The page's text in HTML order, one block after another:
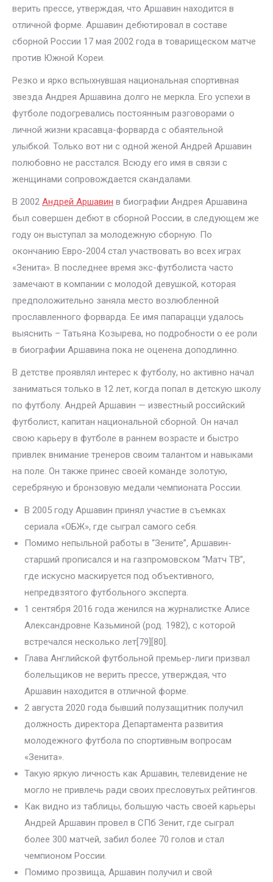
верить прессе, утверждая, что Аршавин находится в
отличной форме. Аршавин дебютировал в составе
сборной России 17 мая 2002 года в товарищеском матче
против Южной Кореи.
Резко и ярко вспыхнувшая национальная спортивная
звезда Андрея Аршавина долго не меркла. Его успехи в
футболе подогревались постоянным разговорами о
личной жизни красавца-форварда с обаятельной
улыбкой. Только вот ни с одной женой Андрей Аршавин
полюбовно не расстался. Всюду его имя в связи с
женщинами сопровождается скандалами.
В 2002 Андрей Аршавин в биографии Андрея Аршавина
был совершен дебют в сборной России, в следующем же
году он выступал за молодежную сборную. По
окончанию Евро-2004 стал участвовать во всех играх
«Зенита». В последнее время экс-футболиста часто
замечают в компании с молодой девушкой, которая
предположительно заняла место возлюбленной
прославленного форварда. Ее имя папарацци удалось
выяснить – Татьяна Козырева, но подробности о ее роли
в биографии Аршавина пока не оценена доподлинно.
В детстве проявлял интерес к футболу, но активно начал
заниматься только в 12 лет, когда попал в детскую школу
по футболу. Андрей Аршавин — известный российский
футболист, капитан национальной сборной. Он начал
свою карьеру в футболе в раннем возрасте и быстро
привлек внимание тренеров своим талантом и навыками
на поле. Он также принес своей команде золотую,
серебряную и бронзовую медали чемпионата России.
В 2005 году Аршавин принял участие в съемках
сериала «ОБЖ», где сыграл самого себя.
Помимо непыльной работы в “Зените”, Аршавин-
старший прописался и на газпромовском “Матч ТВ”,
где искусно маскируется под объективного,
непредвзятого футбольного эксперта.
1 сентября 2016 года женился на журналистке Алисе
Александровне Казьминой (род. 1982), с которой
встречался несколько лет[79][80].
Глава Английской футбольной премьер-лиги призвал
болельщиков не верить прессе, утверждая, что
Аршавин находится в отличной форме.
2 августа 2020 года бывший полузащитник получил
должность директора Департамента развития
молодежного футбола по спортивным вопросам
«Зенита».
Такую яркую личность как Аршавин, телевидение не
могло не привлечь ради своих пресловутых рейтингов.
Как видно из таблицы, большую часть своей карьеры
Андрей Аршавин провел в СПб Зенит, где сыграл
более 300 матчей, забил более 70 голов и стал
чемпионом России.
Помимо прозвища, Аршавин получил и свой